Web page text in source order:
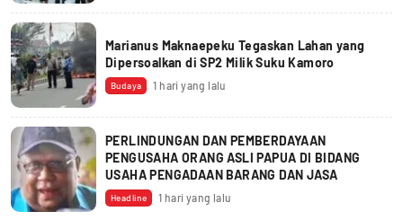
Marianus Maknaepeku Tegaskan Lahan yang
Dipersoalkan di SP2 Milik Suku Kamoro
Budaya 1 hari yang lalu
PERLINDUNGAN DAN PEMBERDAYAAN
PENGUSAHA ORANG ASLI PAPUA DI BIDANG
USAHA PENGADAAN BARANG DAN JASA
Headline 1 hari yang lalu